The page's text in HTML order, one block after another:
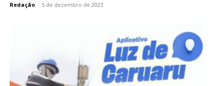
Redação - 5 de dezembro de 2023